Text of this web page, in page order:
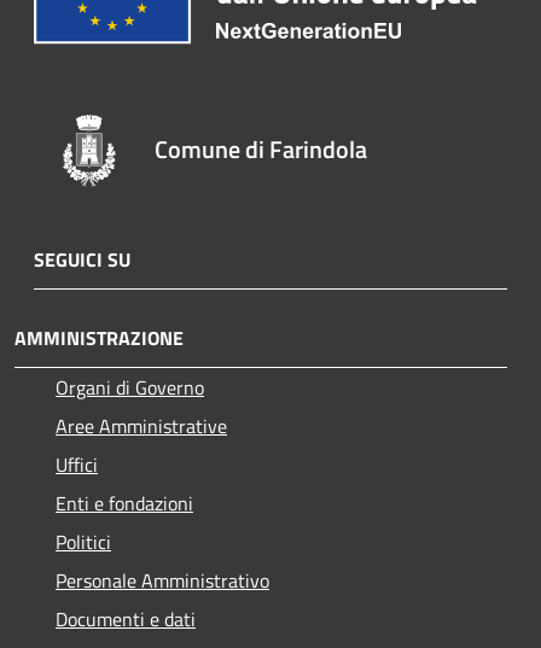
Comune di Farindola
SEGUICI SU
AMMINISTRAZIONE
Organi di Governo
Aree Amministrative
Uffici
Enti e fondazioni
Politici
Personale Amministrativo
Documenti e dati